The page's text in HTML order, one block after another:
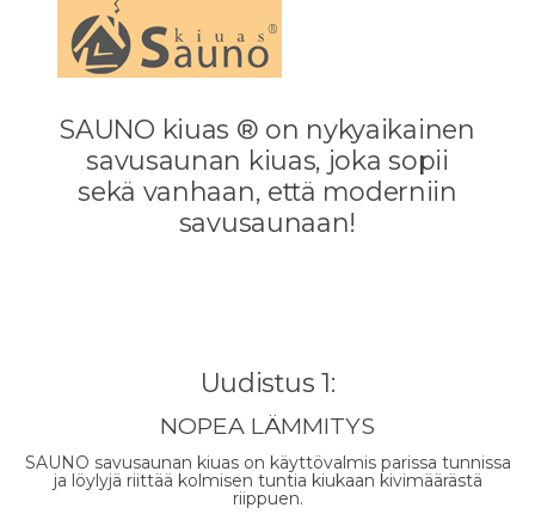
SAUNO kiuas ® on nykyaikainen
savusaunan kiuas, joka sopii
sekä vanhaan, että moderniin
savusaunaan!
Uudistus 1:
NOPEA LÄMMITYS
SAUNO savusaunan kiuas on käyttövalmis parissa tunnissa
ja löylyjä riittää kolmisen tuntia kiukaan kivimäärästä
riippuen.